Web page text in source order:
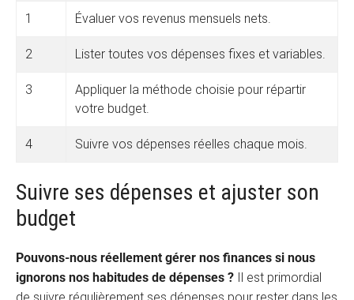
1 Évaluer vos revenus mensuels nets.
2 Lister toutes vos dépenses fixes et variables.
3
Appliquer la méthode choisie pour répartir
votre budget.
4 Suivre vos dépenses réelles chaque mois.
Suivre ses dépenses et ajuster son
budget
Pouvons-nous réellement gérer nos finances si nous
ignorons nos habitudes de dépenses ? Il est primordial